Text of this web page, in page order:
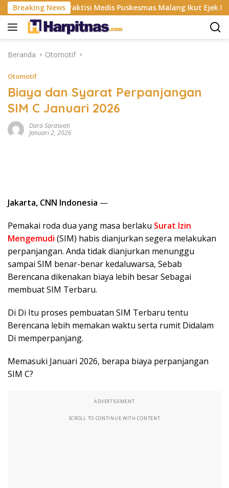
Langsung
ke
konten
Breaking News
Praktisi Medis Puskesmas Malang Ikut Ejek Pasien
Beranda Otomotif
Otomotif
Biaya dan Syarat Perpanjangan
SIM C Januari 2026
Dara Sarasvati
Januari 2, 2026
Jakarta, CNN Indonesia —
Pemakai roda dua yang masa berlaku Surat Izin
Mengemudi (SIM) habis dianjurkan segera melakukan
perpanjangan. Anda tidak dianjurkan menunggu
sampai SIM benar-benar kedaluwarsa, Sebab
Berencana dikenakan biaya lebih besar Sebagai
membuat SIM Terbaru.
Di Di Itu proses pembuatan SIM Terbaru tentu
Berencana lebih memakan waktu serta rumit Didalam
Di memperpanjang.
Memasuki Januari 2026, berapa biaya perpanjangan
SIM C?
ADVERTISEMENT
SCROLL TO CONTINUE WITH CONTENT